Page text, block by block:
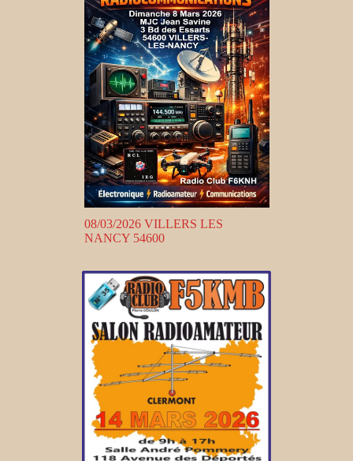
08/03/2026 VILLERS LES
NANCY 54600